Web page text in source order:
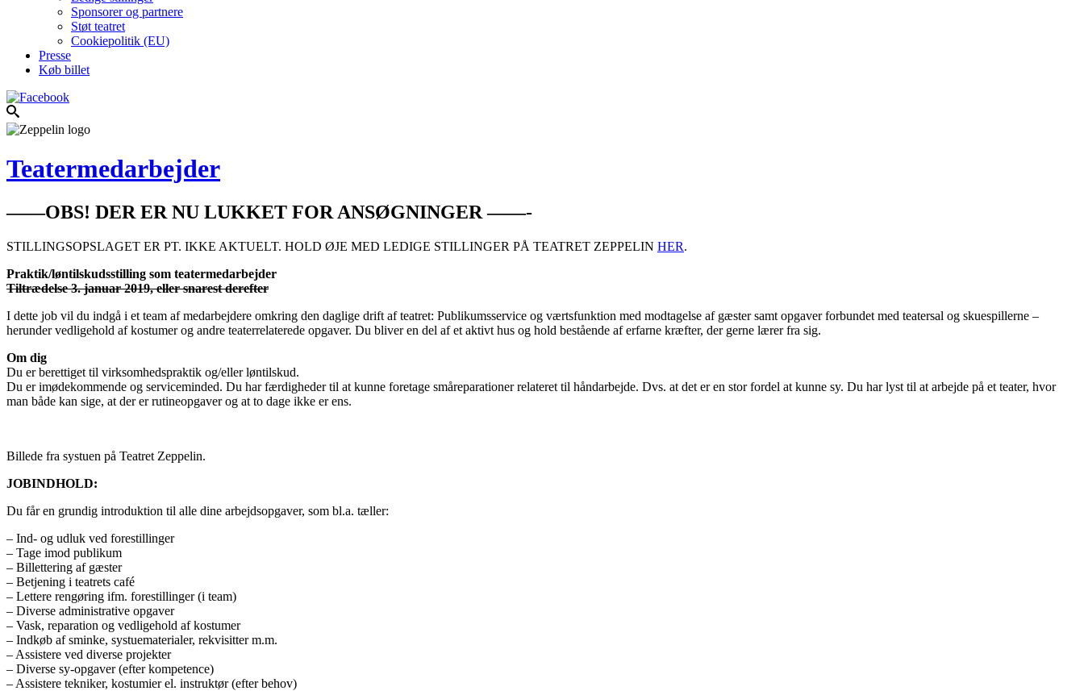
Sponsorer og partnere
Støt teatret
Cookiepolitik (EU)
Presse
Køb billet
Teatermedarbejder
——OBS! DER ER NU LUKKET FOR ANSØGNINGER ——-
STILLINGSOPSLAGET ER PT. IKKE AKTUELT. HOLD ØJE MED LEDIGE STILLINGER PÅ TEATRET ZEPPELIN HER.
Praktik/løntilskudsstilling som teatermedarbejder
Tiltrædelse 3. januar 2019, eller snarest derefter
I dette job vil du indgå i et team af medarbejdere omkring den daglige drift af teatret: Publikumsservice og værtsfunktion med modtagelse af gæster samt opgaver forbundet med teatersal og skuespillerne –
herunder vedligehold af kostumer og andre teaterrelaterede opgaver. Du bliver en del af et aktivt hus og hold bestående af erfarne kræfter, der gerne lærer fra sig.
Om dig
Du er berettiget til virksomhedspraktik og/eller løntilskud.
Du er imødekommende og serviceminded. Du har færdigheder til at kunne foretage småreparationer relateret til håndarbejde. Dvs. at det er en stor fordel at kunne sy. Du har lyst til at arbejde på et teater, hvor
man både kan sige, at der er rutineopgaver og at to dage ikke er ens.
Billede fra systuen på Teatret Zeppelin.
JOBINDHOLD:
Du får en grundig introduktion til alle dine arbejdsopgaver, som bl.a. tæller:
– Ind- og udluk ved forestillinger
– Tage imod publikum
– Billettering af gæster
– Betjening i teatrets café
– Lettere rengøring ifm. forestillinger (i team)
– Diverse administrative opgaver
– Vask, reparation og vedligehold af kostumer
– Indkøb af sminke, systuematerialer, rekvisitter m.m.
– Assistere ved diverse projekter
– Diverse sy-opgaver (efter kompetence)
– Assistere tekniker, kostumier el. instruktør (efter behov)